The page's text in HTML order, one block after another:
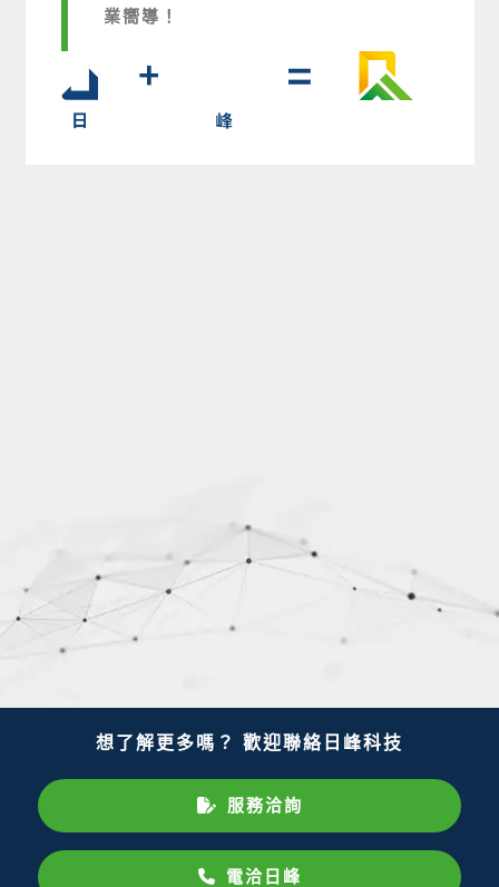
業嚮導！
想了解更多嗎？ 歡迎聯絡日峰科技
服務洽詢
電洽日峰